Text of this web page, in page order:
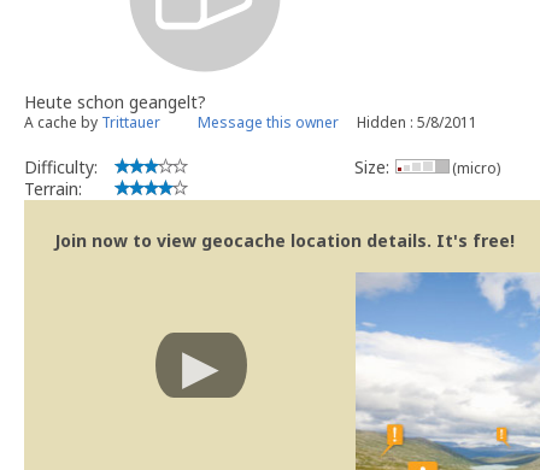
Heute schon geangelt?
A cache by Trittauer Message this owner Hidden : 5/8/2011
Difficulty:
Terrain:
Size: (micro)
Join now to view geocache location details. It's free!